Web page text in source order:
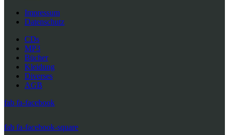
Impressum
Datenschutz
CDs
MP3
Bücher
Kleidung
Diverses
AGB
fab fa-facebook
fab fa-facebook-square